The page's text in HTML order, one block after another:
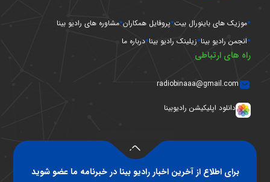
موزیک های باینورال بیت پروفایل همکاران مشاوره های رادیو بینا
انجمن رادیو بینا زیلینک رادیو بینا درباره ما
راه های ارتباطی
radiobinaaa@gmail.com
دانلود اپلیکیشن رادیوبینا
برای اطلاع از آخرین اخبار رادیو بینا در خبرنامه ما عضو شوید